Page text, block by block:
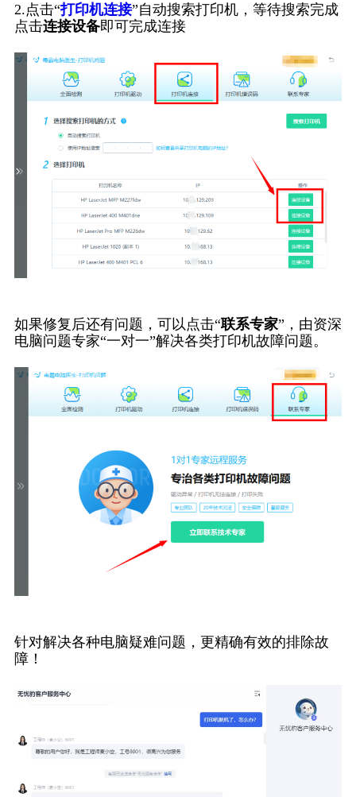
2.点击“打印机连接”自动搜索打印机，等待搜索完成
点击连接设备即可完成连接
如果修复后还有问题，可以点击“联系专家”，由资深
电脑问题专家“一对一”解决各类打印机故障问题。
针对解决各种电脑疑难问题，更精确有效的排除故
障！